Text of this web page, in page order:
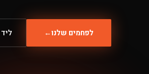
לפחמים שלנו←